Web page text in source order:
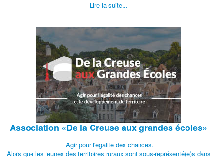
Lire la suite...
Association «De la Creuse aux grandes écoles»
Agir pour l'égalité des chances.
Alors que les jeunes des territoires ruraux sont sous-représenté(e)s dans